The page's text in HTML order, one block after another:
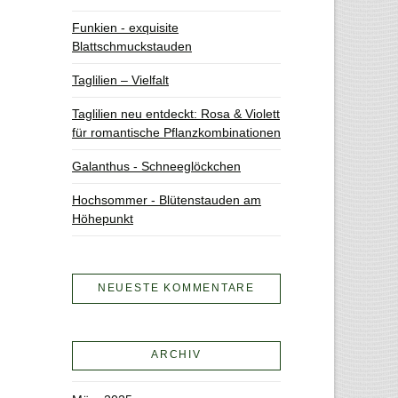
Funkien - exquisite
Blattschmuckstauden
Taglilien – Vielfalt
Taglilien neu entdeckt: Rosa & Violett
für romantische Pflanzkombinationen
Galanthus - Schneeglöckchen
Hochsommer - Blütenstauden am
Höhepunkt
NEUESTE KOMMENTARE
ARCHIV